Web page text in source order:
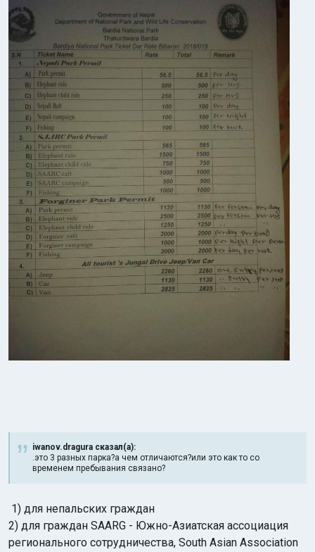
iwanov.dragura сказал(а):
.это 3 разных парка?а чем отличаются?или это как то со
временем пребывания связано?
1) для непальских граждан
2) для граждан SAARG - Южно-Азиатская ассоциация
регионального сотрудничества, South Asian Association